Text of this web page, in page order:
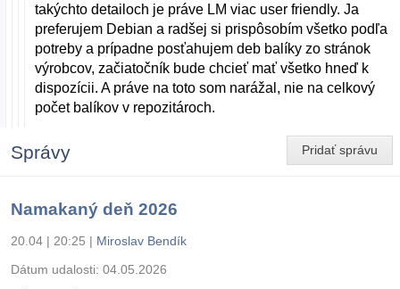
takýchto detailoch je práve LM viac user friendly. Ja
preferujem Debian a radšej si prispôsobím všetko podľa
potreby a prípadne posťahujem deb balíky zo stránok
výrobcov, začiatočník bude chcieť mať všetko hneď k
dispozícii. A práve na toto som narážal, nie na celkový
počet balíkov v repozitároch.
Pridať správu
Správy
Namakaný deň 2026
20.04 | 20:25 | Miroslav Bendík
Dátum udalosti: 04.05.2026